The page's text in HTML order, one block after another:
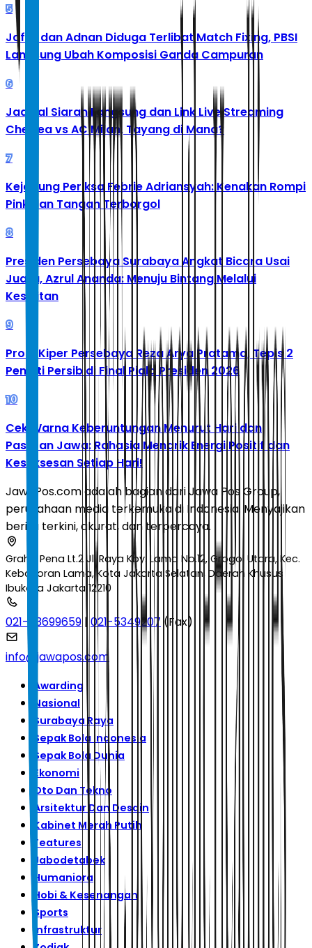
5
Jafar dan Adnan Diduga Terlibat Match Fixing, PBSI
Langsung Ubah Komposisi Ganda Campuran
6
Jadwal Siaran Langsung dan Link Live Streaming
Chelsea vs AC Milan, Tayang di Mana?
7
Kejagung Periksa Febrie Adriansyah: Kenakan Rompi
Pink dan Tangan Terborgol
8
Presiden Persebaya Surabaya Angkat Bicara Usai
Juara, Azrul Ananda: Menuju Bintang Melalui
Kesulitan
9
Profil Kiper Persebaya Reza Arya Pratama, Tepis 2
Penalti Persib di Final Piala Presiden 2026
10
Cek Warna Keberuntungan Menurut Hari dan
Pasaran Jawa: Rahasia Menarik Energi Positif dan
Kesuksesan Setiap Hari!
JawaPos.com adalah bagian dari Jawa Pos Group,
perusahaan media terkemuka di Indonesia. Menyajikan
berita terkini, akurat, dan terpercaya.
Graha Pena Lt.2 Jl. Raya Kby. Lama No.12, Grogol Utara, Kec.
Kebayoran Lama, Kota Jakarta Selatan, Daerah Khusus
Ibukota Jakarta 12210
021-53699659 | 021-5349207 (Fax)
info@jawapos.com
Awarding
Nasional
Surabaya Raya
Sepak Bola Indonesia
Sepak Bola Dunia
Ekonomi
Oto Dan Tekno
Arsitektur Dan Desain
Kabinet Merah Putih
Features
Jabodetabek
Humaniora
Hobi & Kesenangan
Sports
Infrastruktur